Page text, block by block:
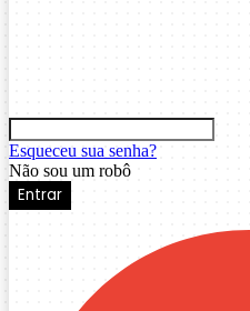
Esqueceu sua senha?
Não sou um robô
Entrar